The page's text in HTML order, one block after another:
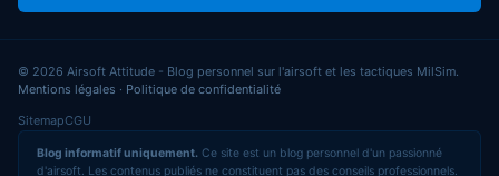
© 2026 Airsoft Attitude - Blog personnel sur l'airsoft et les tactiques MilSim.
Mentions légales · Politique de confidentialité
SitemapCGU
Blog informatif uniquement. Ce site est un blog personnel d'un passionné
d'airsoft. Les contenus publiés ne constituent pas des conseils professionnels.